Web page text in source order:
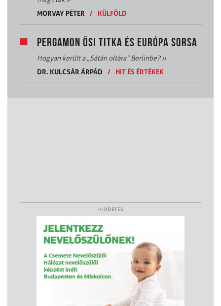
MORVAY PÉTER
/ KÜLFÖLD
PERGAMON ŐSI TITKA ÉS EURÓPA SORSA
Hogyan került a „Sátán oltára” Berlinbe?»
DR. KULCSÁR ÁRPÁD
/ HIT ÉS ÉRTÉKEK
HIRDETÉS